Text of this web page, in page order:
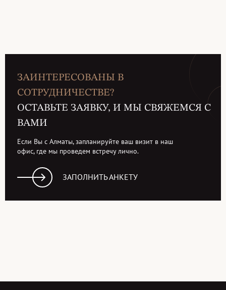
ЗАИНТЕРЕСОВАНЫ В
СОТРУДНИЧЕСТВЕ?
ОСТАВЬТЕ ЗАЯВКУ, И МЫ СВЯЖЕМСЯ С
ВАМИ
Если Вы с Алматы, запланируйте ваш визит в наш
офис, где мы проведем встречу лично.
ЗАПОЛНИТЬ АНКЕТУ